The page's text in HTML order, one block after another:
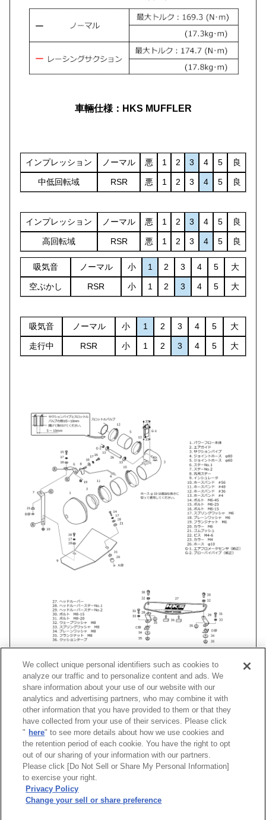
車輛仕様：HKS MUFFLER
インプレッション ノーマル 悪 1 2 3 4 5 良
中低回転域 RSR 悪 1 2 3 4 5 良
インプレッション ノーマル 悪 1 2 3 4 5 良
高回転域 RSR 悪 1 2 3 4 5 良
吸気音 ノーマル 小 1 2 3 4 5 大
空ぶかし RSR 小 1 2 3 4 5 大
吸気音 ノーマル 小 1 2 3 4 5 大
走行中 RSR 小 1 2 3 4 5 大
車種 類別 型式 エンジン 年式
フィット DAA- GP1 LDA-MF6 10/10 -13/08 Racing Suction R
]
We collect unique personal identifiers such as cookies to
analyze our traffic and to personalize content and ads. We
share information about your use of our website with our
analytics and advertising partners, who may combine it with
other information that you have provided to them or that they
have collected from your use of their services. Please click
" here" to see more details about how we use cookies and
the retention period of each cookie. You have the right to opt
out of our sharing of your information with our partners.
Please click [Do Not Sell or Share My Personal Information]
to exercise your right.
Privacy Policy
Change your sell or share preference